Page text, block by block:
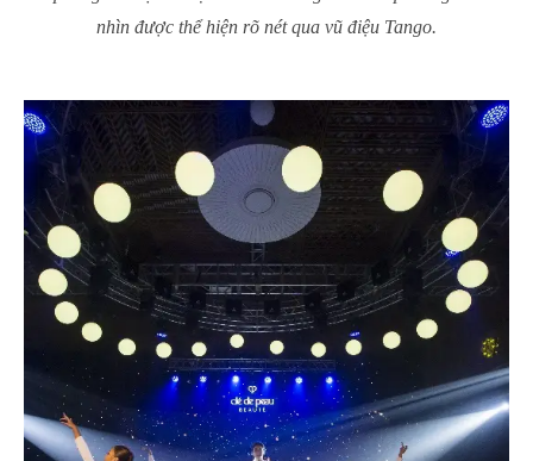
nhìn được thể hiện rõ nét qua vũ điệu Tango.